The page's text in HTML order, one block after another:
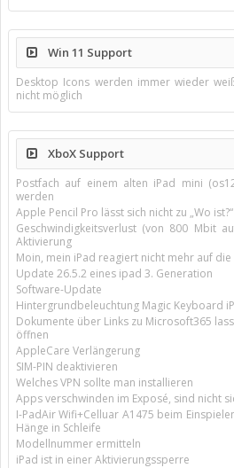
Win 11 Support
Desktop Icons werden immer wieder
nicht möglich
XboX Support
Postfach auf einem alten iPad mini
werden
Apple Pencil Pro lässt sich nicht zu „Wo
Geschwindigkeitsverlust (von 800 Mbit
Aktivierung
Moin, mein iPad reagiert nicht mehr auf
Update 26.5.2 eines ipad 3. Generation
Software-Update
Hintergrundbeleuchtung Magic Keyboard
Dokumente über Links zu Microsoft365
öffnen
AppleCare Verlängerung
SIM-PIN deaktivieren
Welches VPN sollte man installieren
Apps verschwinden im Exposé, sind nicht
I-PadAir Wifi+Celluar A1475 beim
Hänge in Schleife
Modellnummer ermitteln
iPad ist in einer Aktivierungssperre